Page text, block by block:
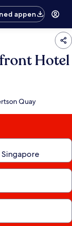
appen
Hotel
Quay